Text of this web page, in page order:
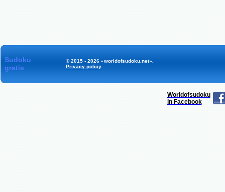
Sudoku
gratis
© 2015 - 2026 «worldofsudoku.net».
Privacy policy.
Worldofsudoku
in Facebook